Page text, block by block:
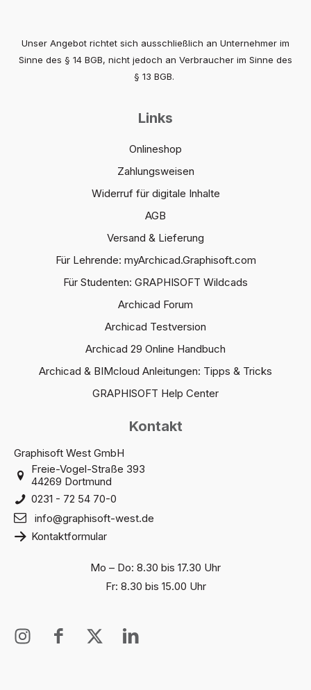
Unser Angebot richtet sich ausschließlich an Unternehmer im
Sinne des § 14 BGB, nicht jedoch an Verbraucher im Sinne des
§ 13 BGB.
Links
Onlineshop
Zahlungsweisen
Widerruf für digitale Inhalte
AGB
Versand & Lieferung
Für Lehrende: myArchicad.Graphisoft.com
Für Studenten: GRAPHISOFT Wildcads
Archicad Forum
Archicad Testversion
Archicad 29 Online Handbuch
Archicad & BIMcloud Anleitungen: Tipps & Tricks
GRAPHISOFT Help Center
Kontakt
Graphisoft West GmbH
Freie-Vogel-Straße 393
44269 Dortmund
0231 - 72 54 70-0
info@graphisoft-west.de
Kontaktformular
Mo – Do: 8.30 bis 17.30 Uhr
Fr: 8.30 bis 15.00 Uhr
I
I
X
I